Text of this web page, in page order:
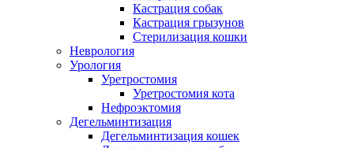
Кастрация собак
Кастрация грызунов
Стерилизация кошки
Неврология
Урология
Уретростомия
Уретростомия кота
Нефроэктомия
Дегельминтизация
Дегельминтизация кошек